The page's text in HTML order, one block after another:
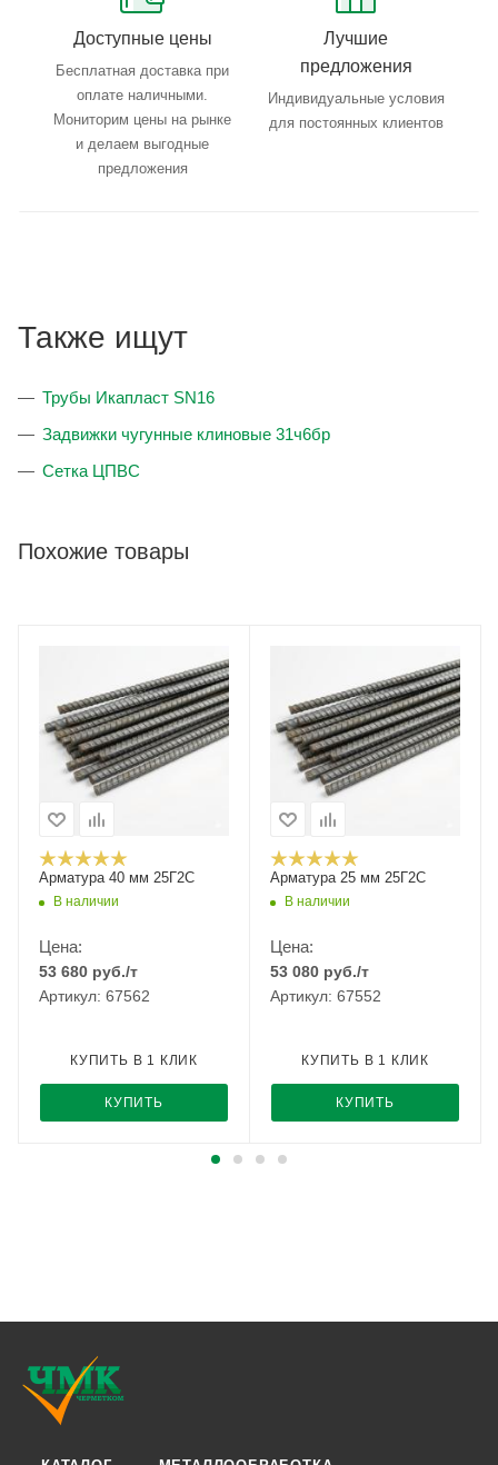
Доступные цены
Бесплатная доставка при
оплате наличными.
Мониторим цены на рынке
и делаем выгодные
предложения
Лучшие
предложения
Индивидуальные условия
для постоянных клиентов
Также ищут
Трубы Икапласт SN16
Задвижки чугунные клиновые 31ч6бр
Сетка ЦПВС
Похожие товары
Арматура 40 мм 25Г2С
В наличии
Цена:
53 680 руб./т
Артикул: 67562
КУПИТЬ
КУПИТЬ В 1 КЛИК
Арматура 25 мм 25Г2С
В наличии
Цена:
53 080 руб./т
Артикул: 67552
КУПИТЬ
КУПИТЬ В 1 КЛИК